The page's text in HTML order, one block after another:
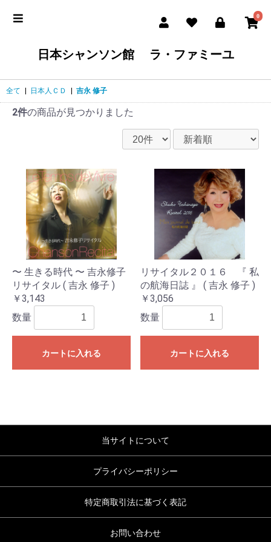
0
日本シャンソン館 ラ・ファミーユ
全て 日本人ＣＤ 吉永 修子
2件の商品が見つかりました
〜 生きる時代 〜 吉永修子
リサイタル ( 吉永 修子 )
￥3,143
数量
カートに入れる
リサイタル２０１６ 『 私
の航海日誌 』 ( 吉永 修子 )
￥3,056
数量
カートに入れる
当サイトについて
プライバシーポリシー
特定商取引法に基づく表記
お問い合わせ